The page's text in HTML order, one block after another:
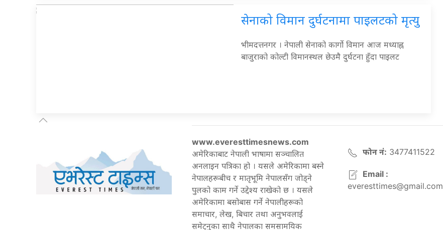
सेनाको विमान दुर्घटनामा पाइलटको मृत्यु
भीमदत्तनगर । नेपाली सेनाको कार्गो विमान आज मध्याह्न
बाजुराको कोल्टी विमानस्थल छेउमै दुर्घटना हुँदा पाइलट
www.everesttimesnews.com
अमेरिकाबाट नेपाली भाषामा सञ्चालित
अनलाइन पत्रिका हो । यसले अमेरिकामा बस्ने
नेपालहरूबीच र मातृभूमि नेपालसँग जोड्ने
पुलको काम गर्ने उद्देश्य राखेको छ । यसले
अमेरिकामा बसोबास गर्ने नेपालीहरूको
समाचार, लेख, बिचार तथा अनुभवलाई
समेट्नुका साथै नेपालका समसामयिक
फोन नं: 3477411522
Email :
everesttimes@gmail.com